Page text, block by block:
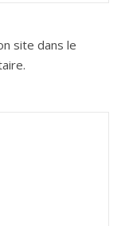
site dans le